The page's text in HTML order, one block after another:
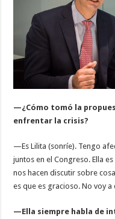
—¿Cómo tomó la
enfrentar la crisis?
—Es Lilita (sonríe). Tengo
juntos en el Congreso. Ella
nos hacen discutir sobre
es que es gracioso. No voy
—Ella siempre habla de